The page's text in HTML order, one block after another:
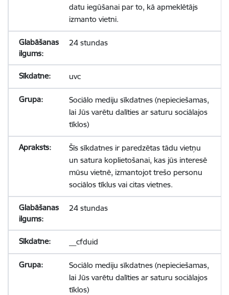
datu iegūšanai par to, kā apmeklētājs
izmanto vietni.
24 stundas
uvc
Sociālo mediju sīkdatnes (nepieciešamas,
lai Jūs varētu dalīties ar saturu sociālajos
tīklos)
Šīs sīkdatnes ir paredzētas tādu vietņu
un satura koplietošanai, kas jūs interesē
mūsu vietnē, izmantojot trešo personu
sociālos tīklus vai citas vietnes.
24 stundas
__cfduid
Sociālo mediju sīkdatnes (nepieciešamas,
lai Jūs varētu dalīties ar saturu sociālajos
tīklos)